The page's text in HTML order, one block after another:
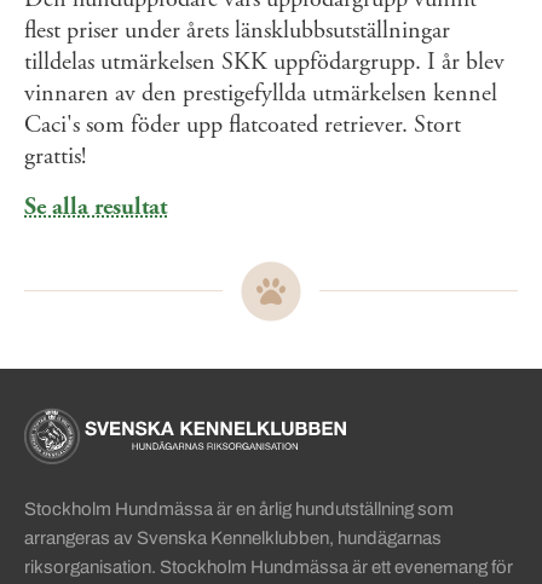
flest priser under årets länsklubbsutställningar
tilldelas utmärkelsen SKK uppfödargrupp. I år blev
vinnaren av den prestigefyllda utmärkelsen kennel
Caci's som föder upp flatcoated retriever. Stort
grattis!
Se alla resultat
Sidinformation och
Köpa hund startsida
Stockholm Hundmässa är en årlig hundutställning som
arrangeras av Svenska Kennelklubben, hundägarnas
riksorganisation. Stockholm Hundmässa är ett evenemang för